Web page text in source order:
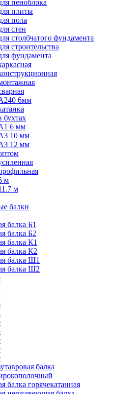
пеноблока
плиты
пола
стен
столбчатого фундамента
строительства
фундамента
6мм
бухтах
6 мм
10 мм
12 мм
м
м
балки
балка Б1
балка Б2
балка К1
балка К2
балка Ш1
балка Ш2
балка
балка горячекатанная